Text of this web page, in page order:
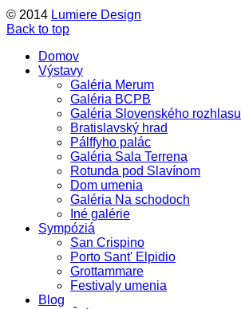
© 2014 Lumiere Design
Back to top
Domov
Výstavy
Galéria Merum
Galéria BCPB
Galéria Slovenského rozhlasu
Bratislavský hrad
Pálffyho palác
Galéria Sala Terrena
Rotunda pod Slavínom
Dom umenia
Galéria Na schodoch
Iné galérie
Sympóziá
San Crispino
Porto Sant' Elpidio
Grottammare
Festivaly umenia
Blog